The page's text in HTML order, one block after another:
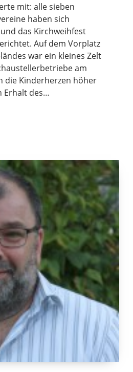
mit: alle sieben
haben sich
das Kirchweihfest
Auf dem Vorplatz
war ein kleines Zelt
am
die Kinderherzen höher
Erhalt des…